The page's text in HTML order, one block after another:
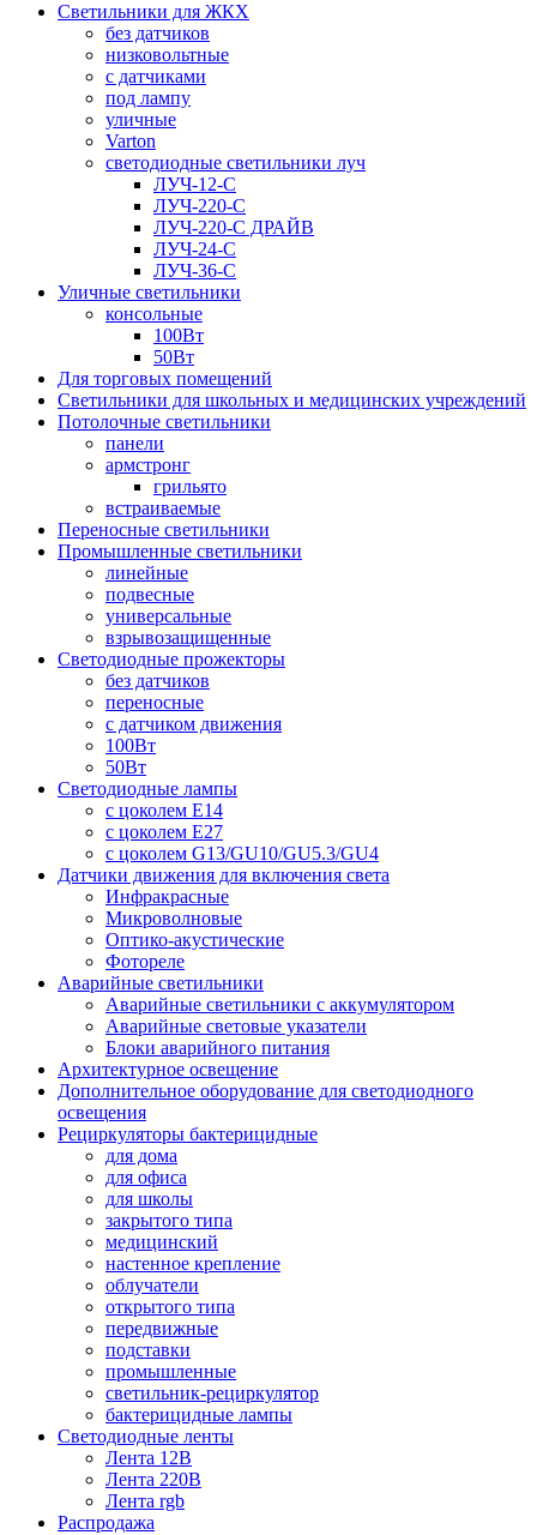
Светильники для ЖКХ
без датчиков
низковольтные
с датчиками
под лампу
уличные
Varton
светодиодные светильники луч
ЛУЧ-12-С
ЛУЧ-220-С
ЛУЧ-220-С ДРАЙВ
ЛУЧ-24-С
ЛУЧ-36-С
Уличные светильники
консольные
100Вт
50Вт
Для торговых помещений
Светильники для школьных и медицинских учреждений
Потолочные светильники
панели
армстронг
грильято
встраиваемые
Переносные светильники
Промышленные светильники
линейные
подвесные
универсальные
взрывозащищенные
Светодиодные прожекторы
без датчиков
переносные
с датчиком движения
100Вт
50Вт
Светодиодные лампы
с цоколем E14
с цоколем E27
с цоколем G13/GU10/GU5.3/GU4
Датчики движения для включения света
Инфракрасные
Микроволновые
Оптико-акустические
Фотореле
Аварийные светильники
Аварийные светильники с аккумулятором
Аварийные световые указатели
Блоки аварийного питания
Архитектурное освещение
Дополнительное оборудование для светодиодного
освещения
Рециркуляторы бактерицидные
для дома
для офиса
для школы
закрытого типа
медицинский
настенное крепление
облучатели
открытого типа
передвижные
подставки
промышленные
светильник-рециркулятор
бактерицидные лампы
Светодиодные ленты
Лента 12В
Лента 220В
Лента rgb
Распродажа